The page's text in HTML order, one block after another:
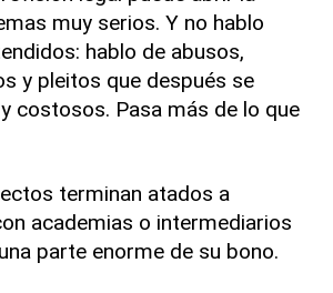
muy serios. Y no hablo
hablo de abusos,
y pleitos que después se
costosos. Pasa más de lo que
terminan atados a
academias o intermediarios
parte enorme de su bono.